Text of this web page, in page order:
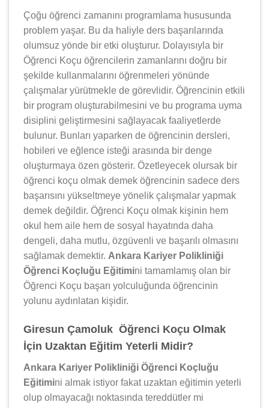
Çoğu öğrenci zamanını programlama hususunda
problem yaşar. Bu da haliyle ders başarılarında
olumsuz yönde bir etki oluşturur. Dolayısıyla bir
Öğrenci Koçu öğrencilerin zamanlarını doğru bir
şekilde kullanmalarını öğrenmeleri yönünde
çalışmalar yürütmekle de görevlidir. Öğrencinin etkili
bir program oluşturabilmesini ve bu programa uyma
disiplini geliştirmesini sağlayacak faaliyetlerde
bulunur. Bunları yaparken de öğrencinin dersleri,
hobileri ve eğlence isteği arasında bir denge
oluşturmaya özen gösterir. Özetleyecek olursak bir
öğrenci koçu olmak demek öğrencinin sadece ders
başarısını yükseltmeye yönelik çalışmalar yapmak
demek değildir. Öğrenci Koçu olmak kişinin hem
okul hem aile hem de sosyal hayatında daha
dengeli, daha mutlu, özgüvenli ve başarılı olmasını
sağlamak demektir. Ankara Kariyer Polikliniği
Öğrenci Koçluğu Eğitimini tamamlamış olan bir
Öğrenci Koçu başarı yolculuğunda öğrencinin
yolunu aydınlatan kişidir.
Giresun Çamoluk Öğrenci Koçu Olmak
İçin Uzaktan Eğitim Yeterli Midir?
Ankara Kariyer Polikliniği Öğrenci Koçluğu
Eğitimini almak istiyor fakat uzaktan eğitimin yeterli
olup olmayacağı noktasında tereddütler mi